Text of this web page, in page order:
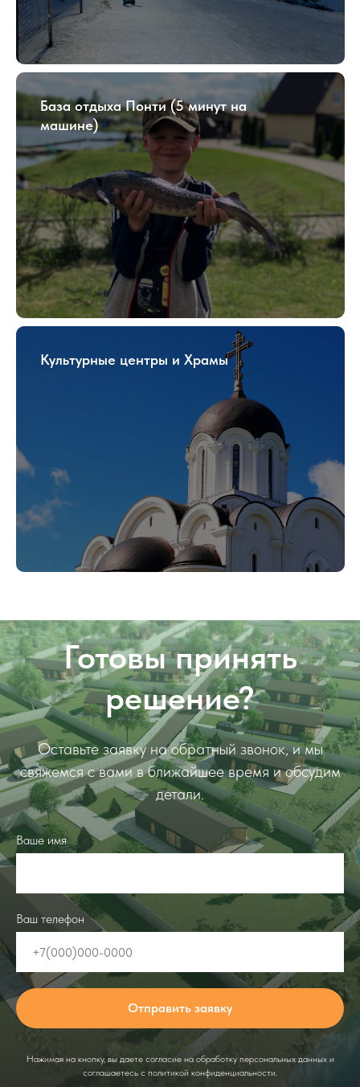
База отдыха Понти (5 минут на
машине)
Культурные центры и Храмы
Готовы принять
решение?
Оставьте заявку на обратный звонок, и мы
свяжемся с вами в ближайшее время и обсудим
детали.
Ваше имя
Ваш телефон
Отправить заявку
Нажимая на кнопку, вы даете согласие на обработку персональных данных и
соглашаетесь c политикой конфиденциальности.